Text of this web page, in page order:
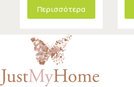
Περισσότερα